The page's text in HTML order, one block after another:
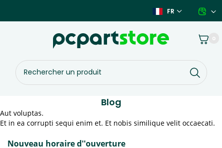
contenu
FR
Rechercher
un
produit
Panier 0
Blog
Aut voluptas.
Et in ea corrupti sequi enim et. Et nobis similique velit occaecati.
Nouveau horaire d''ouverture